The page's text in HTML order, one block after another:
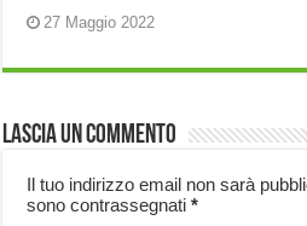
27 Maggio 2022
Lascia un commento
Il tuo indirizzo email non sarà
sono contrassegnati*